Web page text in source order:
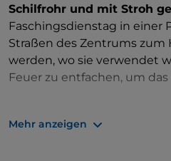
Schilfrohr und mit Stroh
Faschingsdienstag in einer
Straßen des Zentrums
werden, wo sie verwendet
Feuer zu entfachen, um
Mehr anzeigen